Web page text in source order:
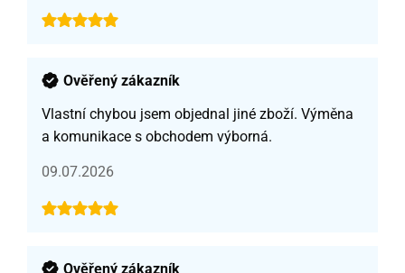
Ověřený zákazník
Vlastní chybou jsem objednal jiné zboží. Výměna
a komunikace s obchodem výborná.
09.07.2026
Ověřený zákazník